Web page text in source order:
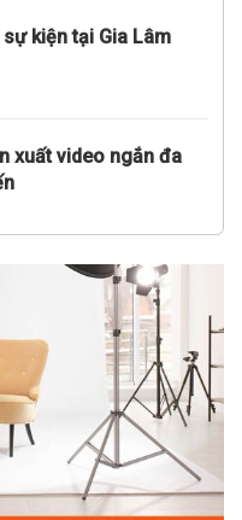
kiện tại Gia Lâm
xuất video ngắn đa